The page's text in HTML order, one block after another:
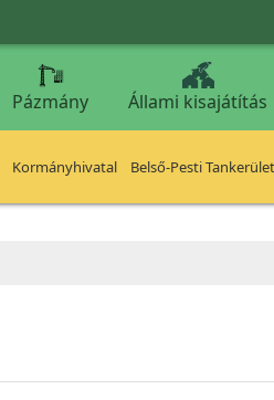
Pázmány Állami kisajátítás
Kormányhivatal Belső-Pesti